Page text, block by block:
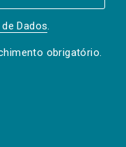
Dados.
obrigatório.